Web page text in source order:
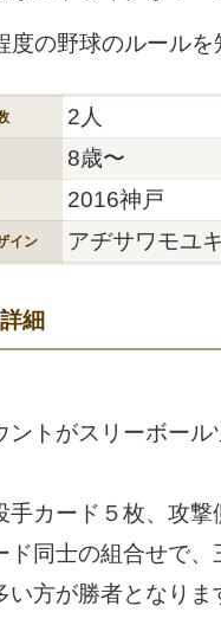
度の野球のルール
2人
8歳〜
2016神戸
イン アヂサワモユキ
細
ントがスリーボール
手カード５枚、攻
ド同士の組合せで
い方が勝者となりま